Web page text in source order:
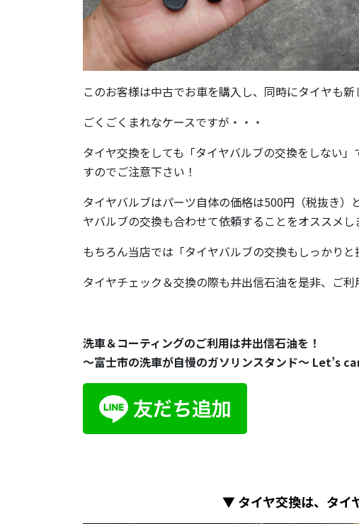
このお客様は中古でお車を購入し、同時にタイヤも新
ごくごくまれなケースですが・・・
タイヤ交換をしても「タイヤバルブの交換をしない
すのでご注意下さい！
タイヤバルブはパーツ自体の価格は500円（税抜き
ヤバルブの交換も合わせて依頼することをオススメし
もちろん当店では「タイヤバルブの交換もしっかりと
タイヤチェック＆交換の際も井出信石油を是非、ご利
洗車＆コーティングのご利用は井出信石油を！
～富士市の洗車が自慢のガソリンスタンド～ Let’s
▼ タイヤ交換は、タイ